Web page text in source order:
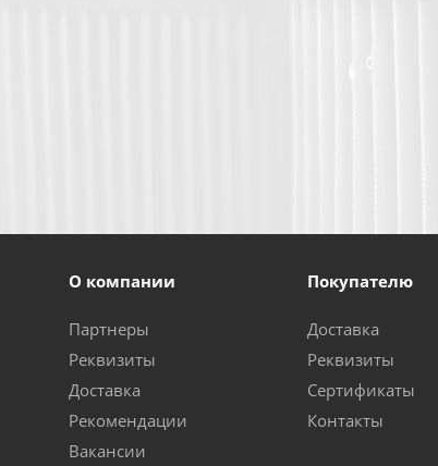
О компании
Партнеры
Реквизиты
Доставка
Рекомендации
Вакансии
Покупателю
Доставка
Реквизиты
Сертификаты
Контакты